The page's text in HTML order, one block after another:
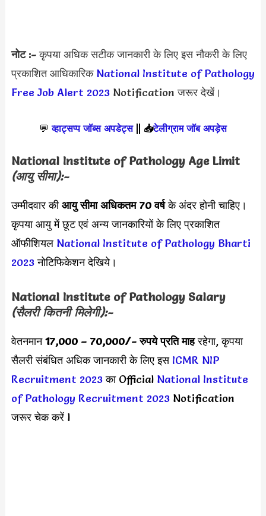
नोट :-कृपया अधिक सटीक जानकारी के लिए इस नौकरी के लिए
प्रकाशित आधिकारिक National Institute of Pathology
Free Job Alert 2023Notification जरूर देखें।
💬 व्हाट्सप्प जॉब्स अपडेट्स|| 📥टेलीग्राम जॉब अपड़ेस
National Institute of Pathology Age Limit
(आयु सीमा):-
उम्मीदवार कीआयु सीमा अधिकतम 70 वर्षके अंदर होनी चाहिए।
कृपया आयु में छूट एवं अन्य जानकारियों के लिए प्रकाशित
ऑफीशियल National Institute of Pathology Bharti
2023नोटिफिकेशन देखिये।
National Institute of Pathology Salary
(सैलरी कितनी मिलेगी):-
वेतनमान17,000 – 70,000/- रुपये प्रति माहरहेगा, कृपया
सैलरी संबंधित अधिक जानकारी के लिए इस ICMR NIP
Recruitment 2023का Official National Institute
of Pathology Recruitment 2023Notification
जरूर चेक करें l